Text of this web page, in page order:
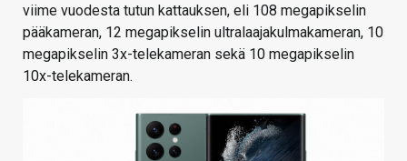
viime vuodesta tutun kattauksen, eli 108 megapikselin
pääkameran, 12 megapikselin ultralaajakulmakameran, 10
megapikselin 3x-telekameran sekä 10 megapikselin
10x-telekameran.